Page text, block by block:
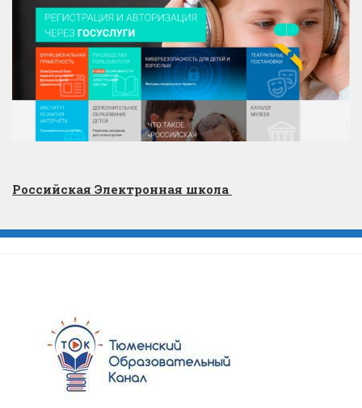
Российская Электронная школа